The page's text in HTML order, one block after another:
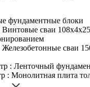
фундаментные блоки
Винтовые сваи
Железобетонные сваи
: Ленточный
: Монолитная плита